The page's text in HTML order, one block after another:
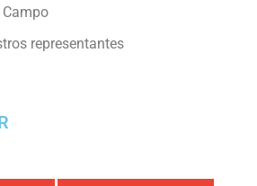
representantes